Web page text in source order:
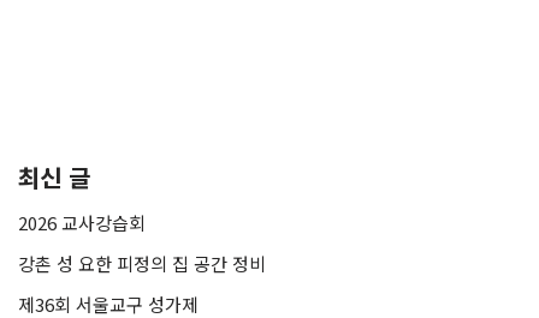
최신 글
2026 교사강습회
강촌 성 요한 피정의 집 공간 정비
제36회 서울교구 성가제